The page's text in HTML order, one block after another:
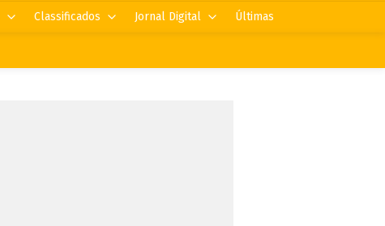
Classificados Jornal Digital Últimas